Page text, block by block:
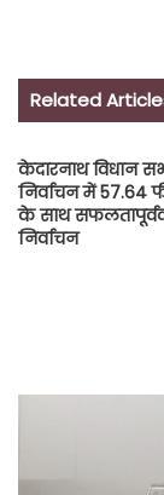
Related
केदारनाथ विधान
निर्वाचन में 57.64
के साथ
निर्वाचन